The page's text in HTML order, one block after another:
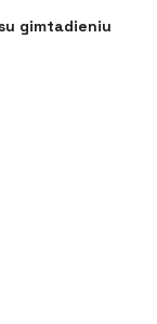
gimtadieniu